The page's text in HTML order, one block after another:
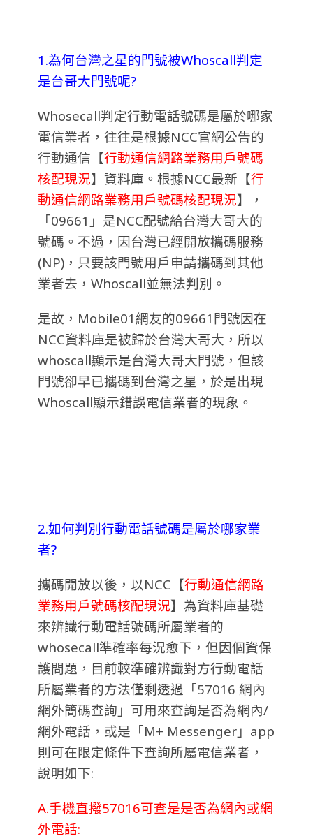
1.為何台灣之星的門號被Whoscall判定
是台哥大門號呢?
Whosecall判定行動電話號碼是屬於哪家
電信業者，往往是根據NCC官網公告的
行動通信【行動通信網路業務用戶號碼
核配現況】資料庫。 根據NCC最新【行
動通信網路業務用戶號碼核配現況】，
「09661」是NCC配號給台灣大哥大的
號碼。不過，因台灣已經開放攜碼服務
(NP)，只要該門號用戶申請攜碼到其他
業者去，Whoscall並無法判別。
是故，Mobile01網友的09661門號因在
NCC資料庫是被歸於台灣大哥大，所以
whoscall顯示是台灣大哥大門號，但該
門號卻早已攜碼到台灣之星，於是出現
Whoscall顯示錯誤電信業者的現象。
2.如何判別行動電話號碼是屬於哪家業
者?
攜碼開放以後，以NCC【行動通信網路
業務用戶號碼核配現況】為資料庫基礎
來辨識行動電話號碼所屬業者的
whosecall準確率每況愈下，但因個資保
護問題，目前較準確辨識對方行動電話
所屬業者的方法僅剩透過「57016 網內
網外簡碼查詢」可用來查詢是否為網內/
網外電話，或是「M+ Messenger」app
則可在限定條件下查詢所屬電信業者，
說明如下:
A.手機直撥57016可查是是否為網內或網
外電話: